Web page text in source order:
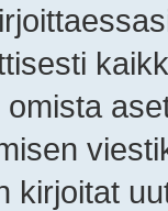
kirjoitat